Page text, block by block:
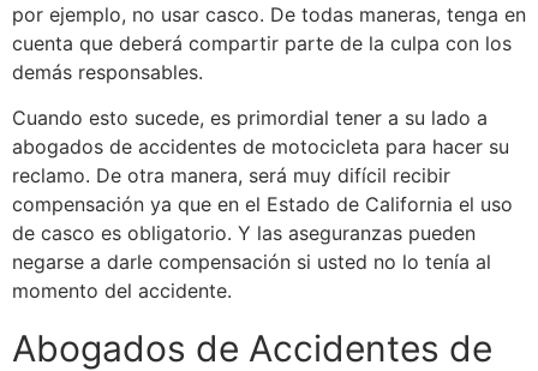
por ejemplo, no usar casco. De todas maneras, tenga en
cuenta que deberá compartir parte de la culpa con los
demás responsables.
Cuando esto sucede, es primordial tener a su lado a
abogados de accidentes de motocicleta para hacer su
reclamo. De otra manera, será muy difícil recibir
compensación ya que en el Estado de California el uso
de casco es obligatorio. Y las aseguranzas pueden
negarse a darle compensación si usted no lo tenía al
momento del accidente.
Abogados de Accidentes de